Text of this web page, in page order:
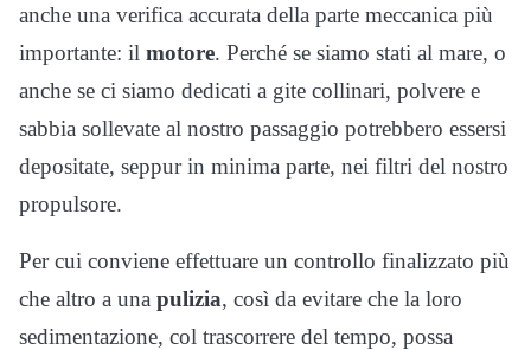
anche una verifica accurata della parte meccanica più
importante: il motore. Perché se siamo stati al mare, o
anche se ci siamo dedicati a gite collinari, polvere e
sabbia sollevate al nostro passaggio potrebbero essersi
depositate, seppur in minima parte, nei filtri del nostro
propulsore.
Per cui conviene effettuare un controllo finalizzato più
che altro a una pulizia, così da evitare che la loro
sedimentazione, col trascorrere del tempo, possa